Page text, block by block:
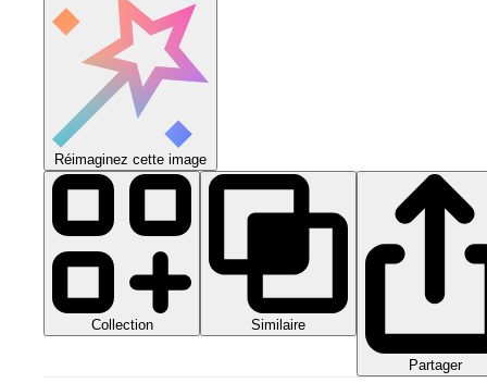
Réimaginez cette image
Collection Similaire
Partager